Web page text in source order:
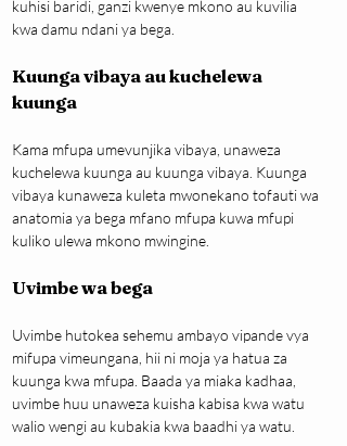
kuhisi baridi, ganzi kwenye mkono au kuvilia
kwa damu ndani ya bega.
Kuunga vibaya au kuchelewa
kuunga
Kama mfupa umevunjika vibaya, unaweza
kuchelewa kuunga au kuunga vibaya. Kuunga
vibaya kunaweza kuleta mwonekano tofauti wa
anatomia ya bega mfano mfupa kuwa mfupi
kuliko ulewa mkono mwingine.
Uvimbe wa bega
Uvimbe hutokea sehemu ambayo vipande vya
mifupa vimeungana, hii ni moja ya hatua za
kuunga kwa mfupa. Baada ya miaka kadhaa,
uvimbe huu unaweza kuisha kabisa kwa watu
walio wengi au kubakia kwa baadhi ya watu.